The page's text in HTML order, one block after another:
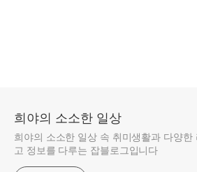
희야의 소소한 일상
희야의 소소한 일상 속 취미생활과 다양한
고 정보를 다루는 잡블로그입니다